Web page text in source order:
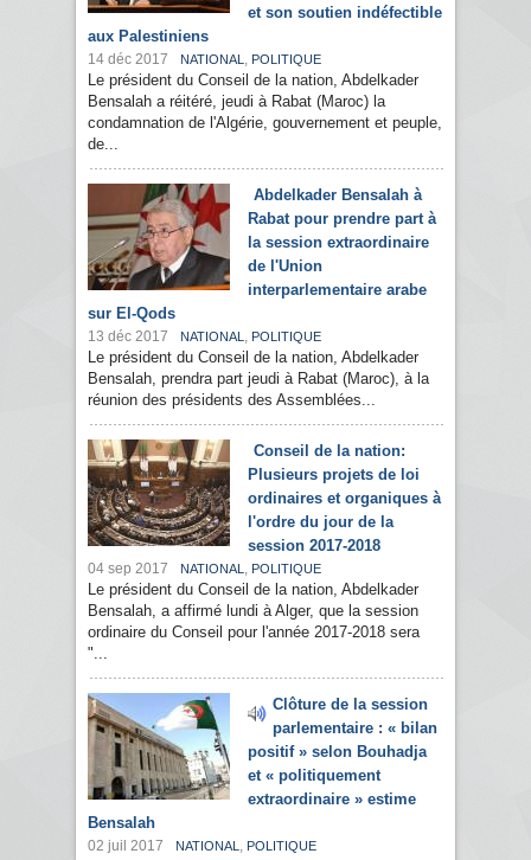
et son soutien indéfectible
aux Palestiniens
14 déc 2017 NATIONAL , POLITIQUE
Le président du Conseil de la nation, Abdelkader
Bensalah a réitéré, jeudi à Rabat (Maroc) la
condamnation de l'Algérie, gouvernement et peuple,
de...
Abdelkader Bensalah à
Rabat pour prendre part à
la session extraordinaire
de l'Union
interparlementaire arabe
sur El-Qods
13 déc 2017 NATIONAL , POLITIQUE
Le président du Conseil de la nation, Abdelkader
Bensalah, prendra part jeudi à Rabat (Maroc), à la
réunion des présidents des Assemblées...
Conseil de la nation:
Plusieurs projets de loi
ordinaires et organiques à
l'ordre du jour de la
session 2017-2018
04 sep 2017 NATIONAL , POLITIQUE
Le président du Conseil de la nation, Abdelkader
Bensalah, a affirmé lundi à Alger, que la session
ordinaire du Conseil pour l'année 2017-2018 sera
"...
Clôture de la session
parlementaire : « bilan
positif » selon Bouhadja
et « politiquement
extraordinaire » estime
Bensalah
02 juil 2017 NATIONAL , POLITIQUE